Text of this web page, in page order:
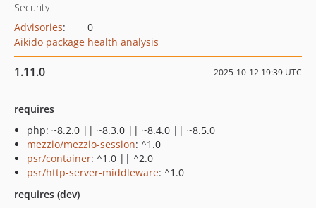
Security
Advisories:
0
Aikido package health analysis
1.11.0 2025-10-12 19:39 UTC
requires
php: ~8.2.0 || ~8.3.0 || ~8.4.0 || ~8.5.0
mezzio/mezzio-session: ^1.0
psr/container: ^1.0 || ^2.0
psr/http-server-middleware: ^1.0
requires (dev)